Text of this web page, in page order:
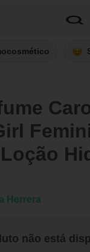
Herrera
não está